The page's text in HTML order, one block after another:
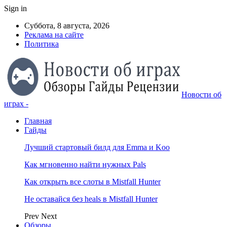
Sign in
Суббота, 8 августа, 2026
Реклама на сайте
Политика
Новости об
играх -
Главная
Гайды
Лучший стартовый билд для Emma и Koo
Как мгновенно найти нужных Pals
Как открыть все слоты в Mistfall Hunter
Не оставайся без heals в Mistfall Hunter
Prev Next
Обзоры